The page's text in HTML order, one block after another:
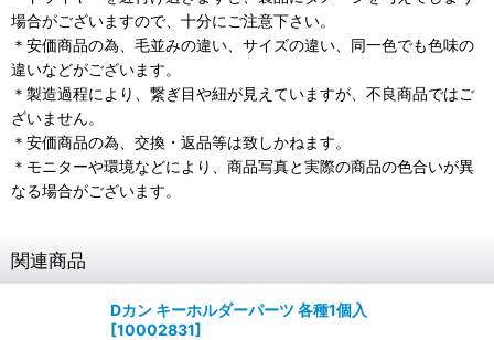
場合がございますので、十分にご注意下さい。
＊安価商品の為、毛並みの違い、サイズの違い、同一色でも色味の
違いなどがございます。
＊製造過程により、繋ぎ目や紐が見えていますが、不良商品ではご
ざいません。
＊安価商品の為、交換・返品等は致しかねます。
＊モニターや環境などにより、商品写真と実際の商品の色合いが異
なる場合がございます。
関連商品
Dカン キーホルダーパーツ 各種1個入
[10002831]